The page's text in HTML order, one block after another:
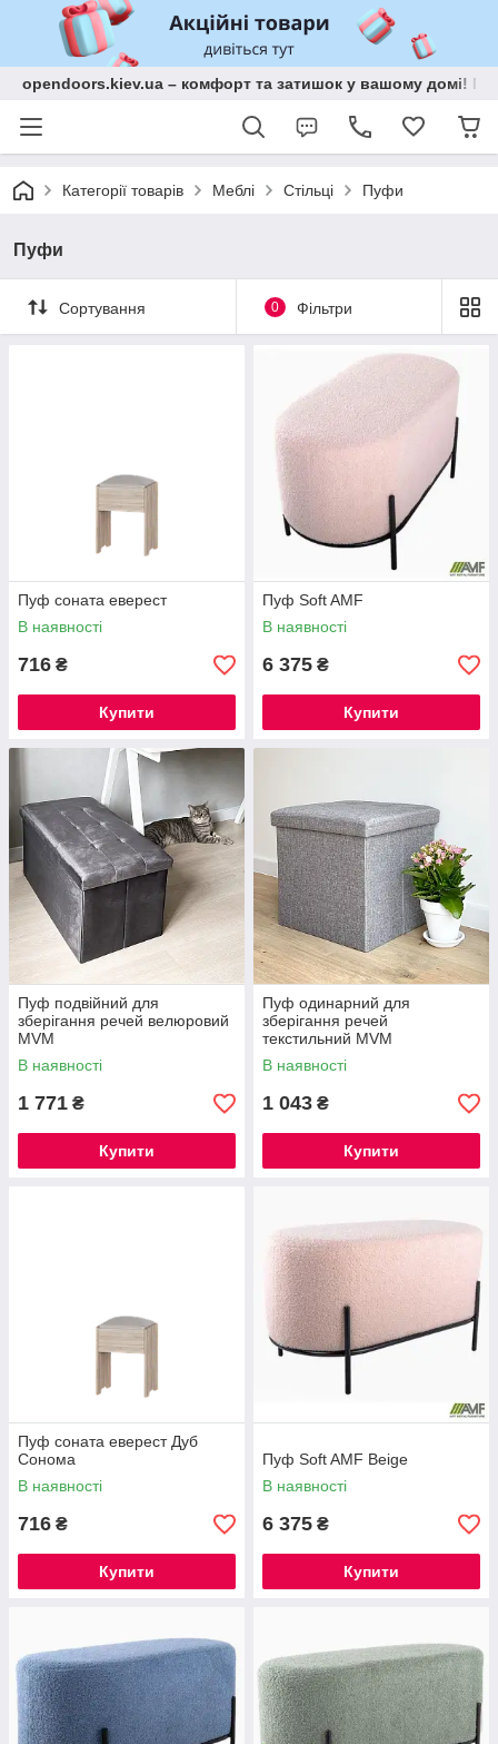
opendoors.kiev.ua – комфорт та затишок у вашому домі!
Категорії товарів Меблі Стільці Пуфи
Пуфи
Сортування 0 Фільтри
Пуф соната еверест
В наявності
716 ₴
Купити
Пуф Soft AMF
В наявності
6 375 ₴
Купити
Пуф подвійний для
зберігання речей велюровий
MVM
В наявності
1 771 ₴
Купити
Пуф одинарний для
зберігання речей
текстильний MVM
В наявності
1 043 ₴
Купити
Пуф соната еверест Дуб
Сонома
В наявності
716 ₴
Купити
Пуф Soft AMF Beige
В наявності
6 375 ₴
Купити